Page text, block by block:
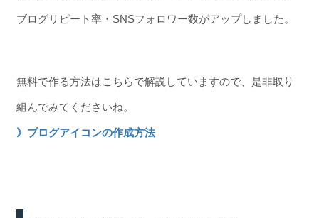
ブログリピート率・SNSフォロワー数がアップしました。
無料で作る方法はこちらで解説していますので、是非取り
組んでみてくださいね。
》ブログアイコンの作成方法